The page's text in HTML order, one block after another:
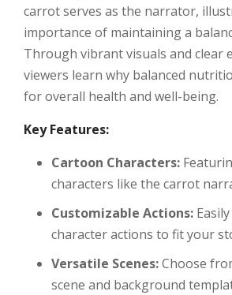
carrot serves as the narrator,
importance of maintaining a
Through vibrant visuals and clear
viewers learn why balanced
for overall health and well-being.
Key Features:
Cartoon Characters:
characters like the carrot
Customizable Actions:
character actions to fit your
Versatile Scenes:Choose
scene and background